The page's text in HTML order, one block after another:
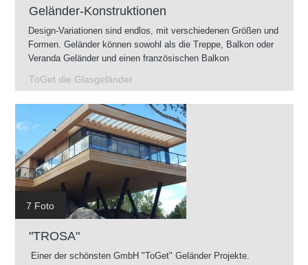
Geländer-Konstruktionen
Design-Variationen sind endlos, mit verschiedenen Größen und
Formen. Geländer können sowohl als die Treppe, Balkon oder
Veranda Geländer und einen französischen Balkon
auch im Außenbereich montiert werden.
ToGet die Glasgeländer
7 Foto
"TROSA"
Einer der schönsten GmbH "ToGet" Geländer Projekte.